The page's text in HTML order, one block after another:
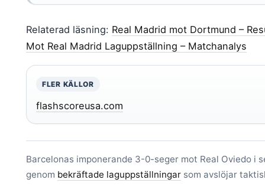
Relaterad läsning: Real Madrid mot Dortmund –
Mot Real Madrid Laguppställning – Matchanalys
FLER KÄLLOR
flashscoreusa.com
Barcelonas imponerande 3-0-seger mot Real Oviedo i
genom bekräftade laguppställningar som avslöjar